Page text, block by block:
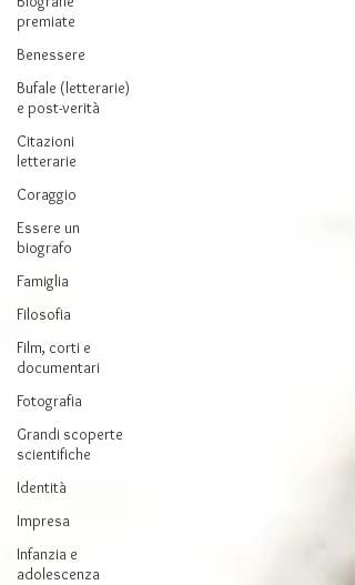
premiate
Benessere
Bufale (letterarie)
e post-verità
Citazioni
letterarie
Coraggio
Essere un
biografo
Famiglia
Filosofia
Film, corti e
documentari
Fotografia
Grandi scoperte
scientifiche
Identità
Impresa
Infanzia e
adolescenza